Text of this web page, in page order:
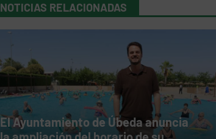
NOTICIAS RELACIONADAS
El Ayuntamiento de Úbeda anuncia